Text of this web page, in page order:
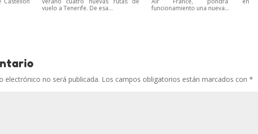
vuelo a Tenerife. De esa...
funcionamiento una nueva...
electrónico no será publicada. Los campos obligatorios están marcados con*